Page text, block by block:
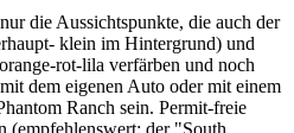
die Aussichtspunkte, die auch der
klein im Hintergrund) und
rot-lila verfärben und noch
dem eigenen Auto oder mit einem
Ranch sein. Permit-freie